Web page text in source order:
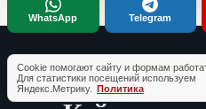
ТИПОВЫЕ
Cookie помогают сайту и формам
Для статистики посещений используем
Яндекс.Метрику. Политика
WhatsApp Telegram